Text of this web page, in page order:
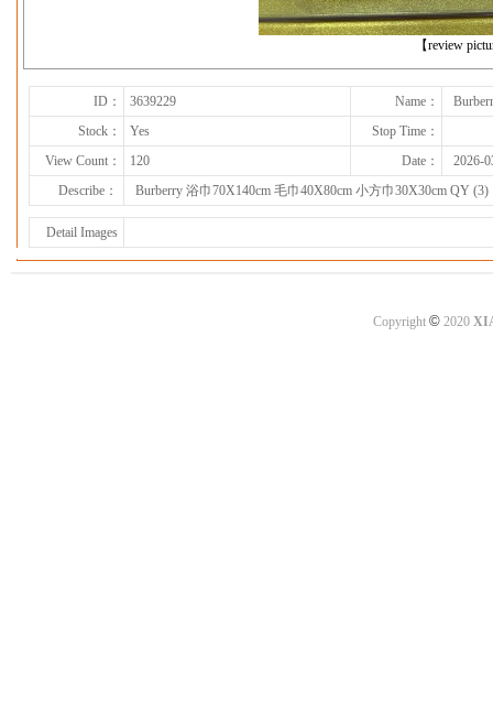
【review
ID： 3639229 Name：
Stock：
Yes
Stop Time：
View Count：
120 Date：
2026-
Describe：
Burberry 浴巾70X140cm 毛巾40X80cm 小方巾30X30cm QY (3)
Detail Images
Copyright ©2020